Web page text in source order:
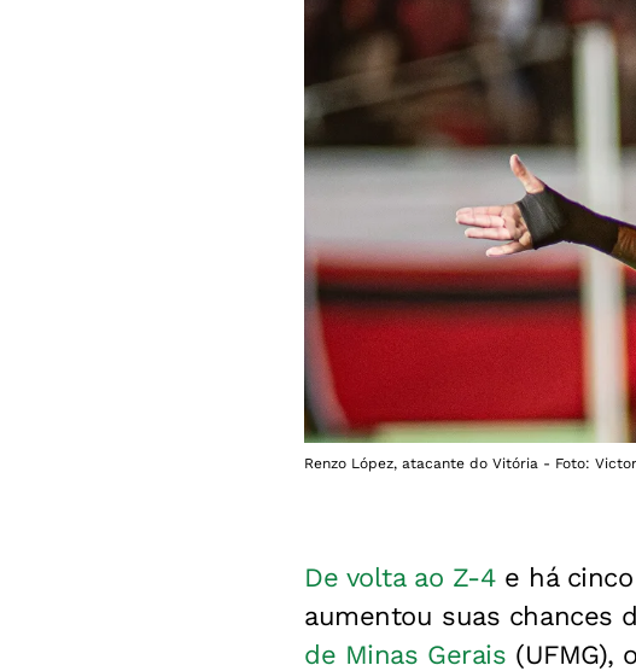
Renzo López, atacante do Vitória - Foto:
De volta ao Z-4e há cinco
aumentou suas chances
de Minas Gerais (UFMG),